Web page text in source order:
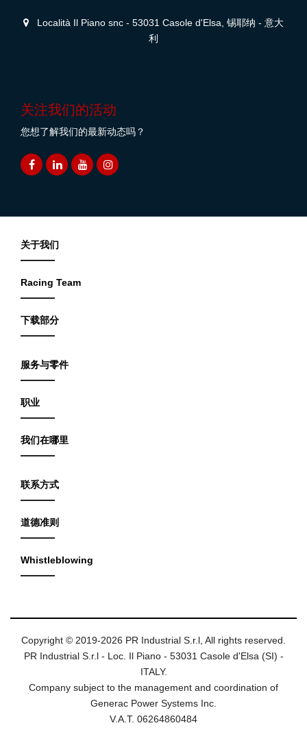
Località Il Piano snc - 53031 Casole d'Elsa, 锡耶纳 - 意大
利
关注我们的活动
您想了解我们的最新动态吗？
关于我们
Racing Team
下载部分
服务与零件
职业
我们在哪里
联系方式
道德准则
Whistleblowing
Copyright © 2019-2026 PR Industrial S.r.l, All rights reserved.
PR Industrial S.r.l - Loc. Il Piano - 53031 Casole d'Elsa (SI) -
ITALY.
Company subject to the management and coordination of
Generac Power Systems Inc.
V.A.T. 06264860484